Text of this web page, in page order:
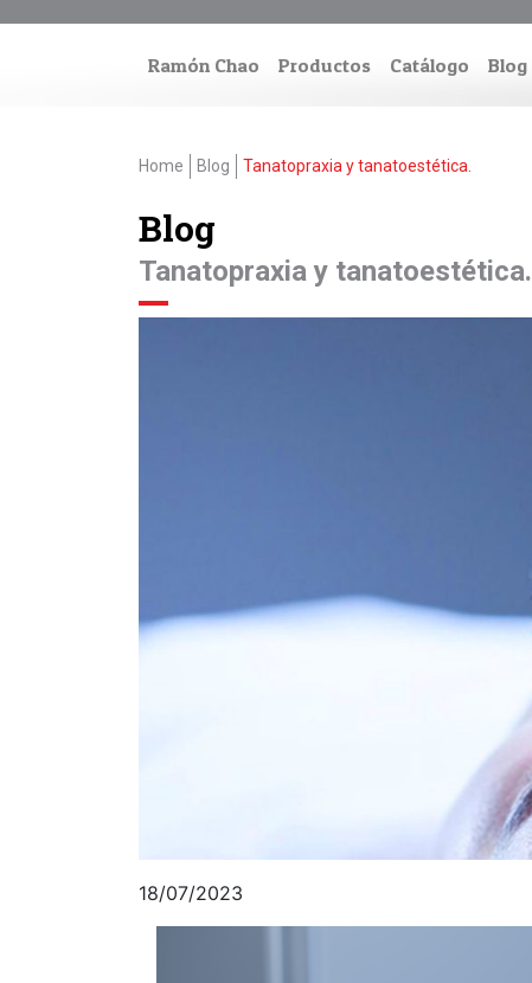
Ramón Chao Productos Catálogo Blog
Home Blog Tanatopraxia y tanatoestética.
Blog
Tanatopraxia y tanatoestética.
18/07/2023